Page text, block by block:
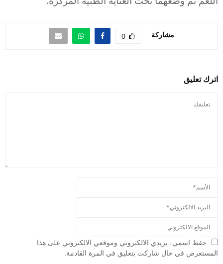
مشاركة 0
اترك تعليق
حفظ اسمي، بريدي الالكتروني وموقعي الالكتروني على هذا
المستعرض في حال شاركت بتعليق في المرة القادمة.